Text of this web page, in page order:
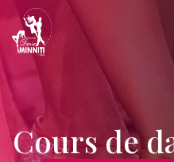
cours de
Panneau de gestion des